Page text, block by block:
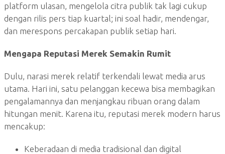
platform ulasan, mengelola citra publik tak lagi cukup
dengan rilis pers tiap kuartal; ini soal hadir, mendengar,
dan merespons percakapan publik setiap hari.
Mengapa Reputasi Merek Semakin Rumit
Dulu, narasi merek relatif terkendali lewat media arus
utama. Hari ini, satu pelanggan kecewa bisa membagikan
pengalamannya dan menjangkau ribuan orang dalam
hitungan menit. Karena itu, reputasi merek modern harus
mencakup:
Keberadaan di media tradisional dan digital